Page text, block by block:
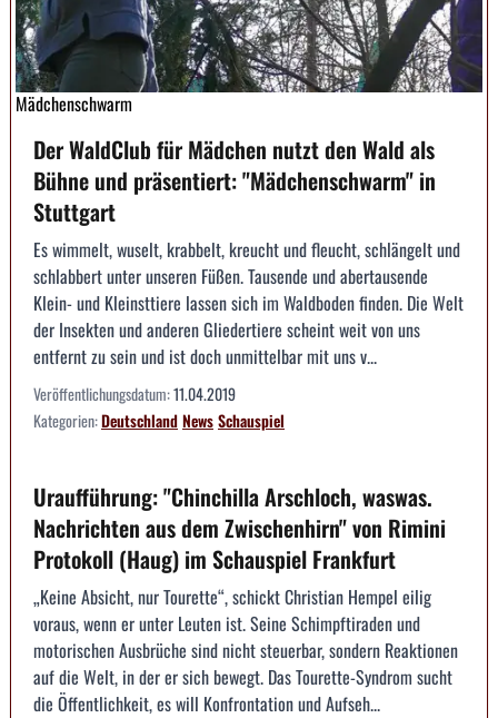
Mädchenschwarm
Der WaldClub für Mädchen nutzt den Wald als
Bühne und präsentiert: "Mädchenschwarm" in
Stuttgart
Es wimmelt, wuselt, krabbelt, kreucht und fleucht, schlängelt und
schlabbert unter unseren Füßen. Tausende und abertausende
Klein- und Kleinsttiere lassen sich im Waldboden finden. Die Welt
der Insekten und anderen Gliedertiere scheint weit von uns
entfernt zu sein und ist doch unmittelbar mit uns v...
Veröffentlichungsdatum:11.04.2019
Kategorien:DeutschlandNewsSchauspiel
Uraufführung: "Chinchilla Arschloch, waswas.
Nachrichten aus dem Zwischenhirn" von Rimini
Protokoll (Haug) im Schauspiel Frankfurt
„Keine Absicht, nur Tourette“, schickt Christian Hempel eilig
voraus, wenn er unter Leuten ist. Seine Schimpftiraden und
motorischen Ausbrüche sind nicht steuerbar, sondern Reaktionen
auf die Welt, in der er sich bewegt. Das Tourette-Syndrom sucht
die Öffentlichkeit, es will Konfrontation und Aufseh...